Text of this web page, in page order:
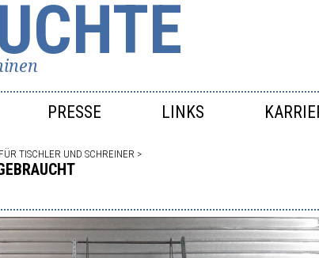
PRESSE LINKS
TISCHLER UND SCHREINER >